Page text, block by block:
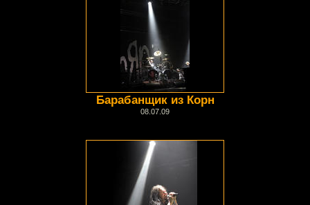
Барабанщик из Корн
08.07.09